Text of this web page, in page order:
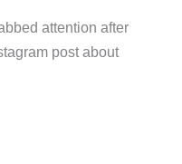
attention after
post about